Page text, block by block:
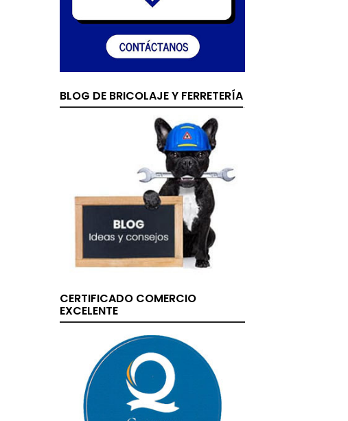
BLOG DE BRICOLAJE Y FERRETERÍA
CERTIFICADO COMERCIO
EXCELENTE